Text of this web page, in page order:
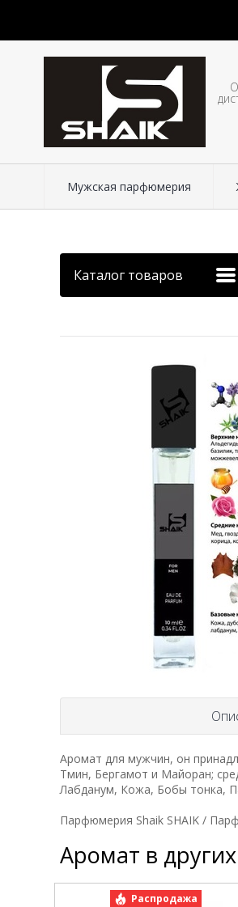
Мужская парфюмерия
Каталог товаров
Аромат для мужчин, он
Тмин, Бергамот и Майоран;
Лабданум, Кожа, Бобы тонка,
Парфюмерия Shaik SHAIK /
Аромат в
Распродажа